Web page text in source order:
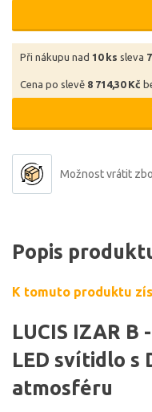
Při nákupu nad 10 ks sleva
Cena po slevě 8 714,30 Kč
Možnost vrátit
Popis
K tomuto produktu
LUCIS IZAR
LED svítidlo s
atmosféru